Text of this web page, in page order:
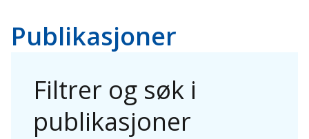
Publikasjoner
Filtrer og søk i
publikasjoner